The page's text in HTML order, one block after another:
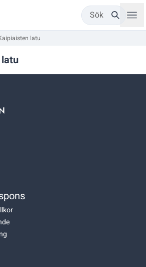
Sök
latu